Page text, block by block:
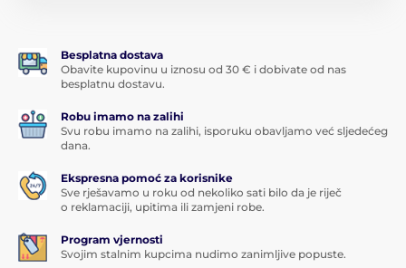
Besplatna dostava
Obavite kupovinu u iznosu od 30 € i dobivate od nas
besplatnu dostavu.
Robu imamo na zalihi
Svu robu imamo na zalihi, isporuku obavljamo već sljedećeg
dana.
Ekspresna pomoć za korisnike
Sve rješavamo u roku od nekoliko sati bilo da je riječ
o reklamaciji, upitima ili zamjeni robe.
Program vjernosti
Svojim stalnim kupcima nudimo zanimljive popuste.